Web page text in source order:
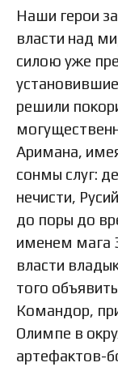
Наши герои
власти над
силою уже
решили
Аримана,
сонмы слуг:
нечисти,
до поры до
именем мага
власти
того
Командор,
Олимпе в
артефактов-